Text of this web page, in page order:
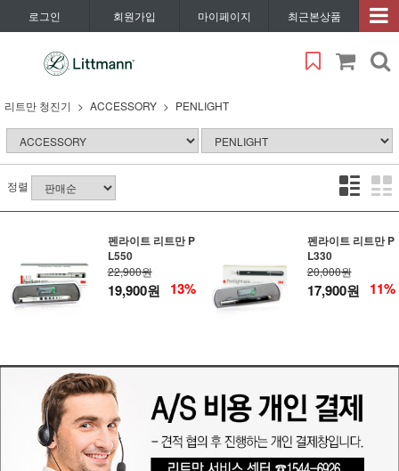
로그인 회원가입 마이페이지 최근본상품
리트만 청진기 ACCESSORY PENLIGHT
정렬
펜라이트 리트만 P
L550
22,900원
19,900원 13%
펜라이트 리트만 P
L330
20,000원
17,900원 11%